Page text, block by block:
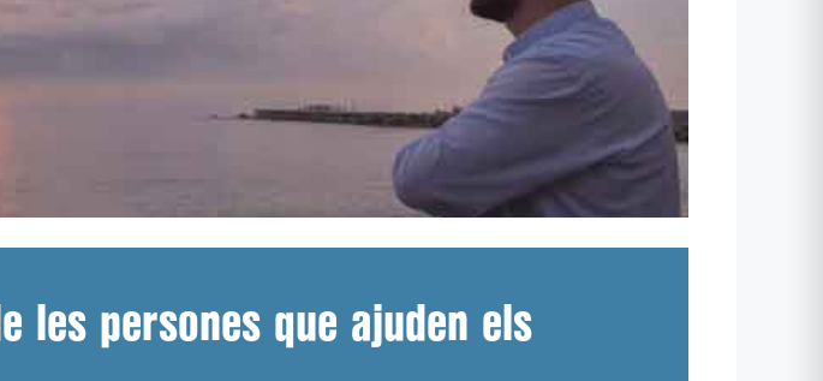
les persones que ajuden els